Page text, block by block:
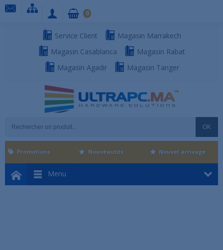
Service Client
Magasin Marrakech
Magasin Casablanca
Magasin Rabat
Magasin Agadir
Magasin Tanger
OK
0
Menu
Promotions Nouveautés Nouvel arrivage